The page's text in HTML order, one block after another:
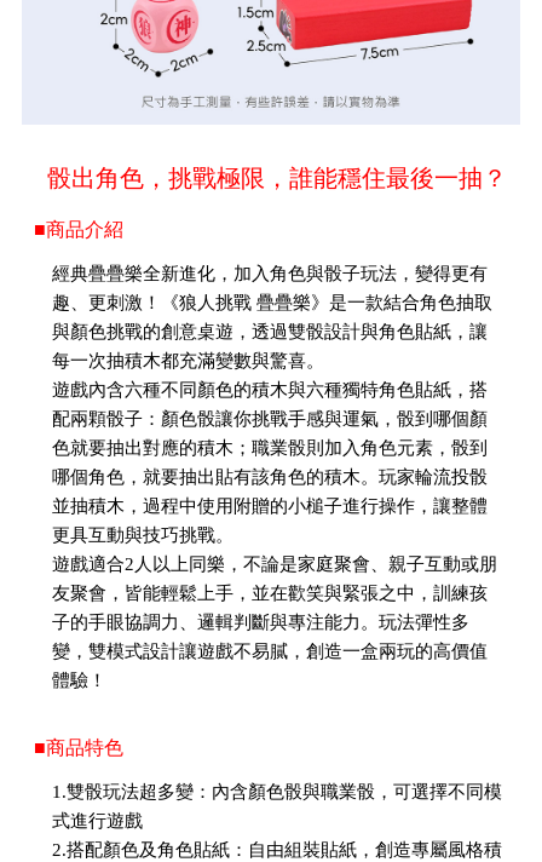
骰出角色，挑戰極限，誰能穩住最後一抽？
■商品介紹
經典疊疊樂全新進化，加入角色與骰子玩法，變得更有
趣、更刺激！《狼人挑戰 疊疊樂》是一款結合角色抽取
與顏色挑戰的創意桌遊，透過雙骰設計與角色貼紙，讓
每一次抽積木都充滿變數與驚喜。
遊戲內含六種不同顏色的積木與六種獨特角色貼紙，搭
配兩顆骰子：顏色骰讓你挑戰手感與運氣，骰到哪個顏
色就要抽出對應的積木；職業骰則加入角色元素，骰到
哪個角色，就要抽出貼有該角色的積木。玩家輪流投骰
並抽積木，過程中使用附贈的小槌子進行操作，讓整體
更具互動與技巧挑戰。
遊戲適合2人以上同樂，不論是家庭聚會、親子互動或朋
友聚會，皆能輕鬆上手，並在歡笑與緊張之中，訓練孩
子的手眼協調力、邏輯判斷與專注能力。玩法彈性多
變，雙模式設計讓遊戲不易膩，創造一盒兩玩的高價值
體驗！
■商品特色
1.雙骰玩法超多變：內含顏色骰與職業骰，可選擇不同模
式進行遊戲
2.搭配顏色及角色貼紙：自由組裝貼紙，創造專屬風格積